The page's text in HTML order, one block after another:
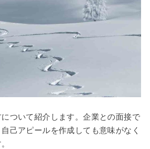
ついて紹介します。企業との面接で
己アピールを作成しても意味がなく